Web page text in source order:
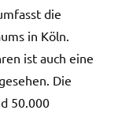
die
in Köln.
ist auch eine
Die
50.000